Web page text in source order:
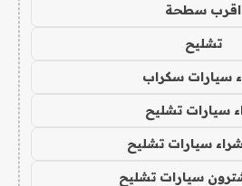
اقرب سطحة
تشليح
سيارات سكراب
سيارات تشليح
سيارات تشليح
سيارات تشليح